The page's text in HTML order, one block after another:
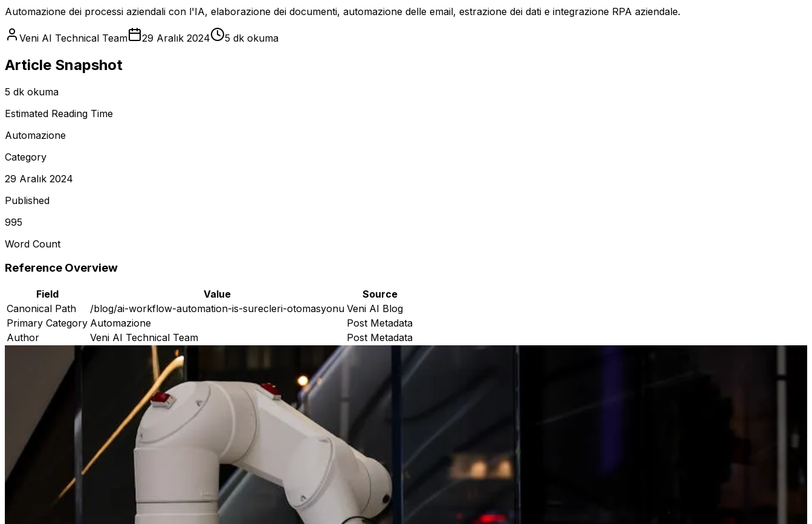
Automazione dei processi aziendali con l'IA, elaborazione dei documenti, automazione delle email, estrazione dei dati e integrazione RPA aziendale.
Veni AI Technical Team 29 Aralık 2024 5 dk okuma
Article Snapshot
5 dk okuma
Estimated Reading Time
Automazione
Category
29 Aralık 2024
Published
995
Word Count
Reference Overview
Field Value
Source
Canonical Path
/blog/ai-workflow-automation-is-surecleri-otomasyonu Veni AI Blog
Primary Category Automazione
Post Metadata
Author
Veni AI Technical Team Post Metadata